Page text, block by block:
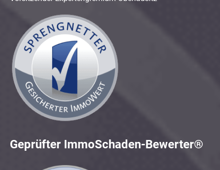
Geprüfter ImmoSchaden-Bewerter®